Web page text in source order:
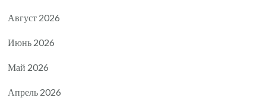
Август 2026
Июнь 2026
Май 2026
Апрель 2026